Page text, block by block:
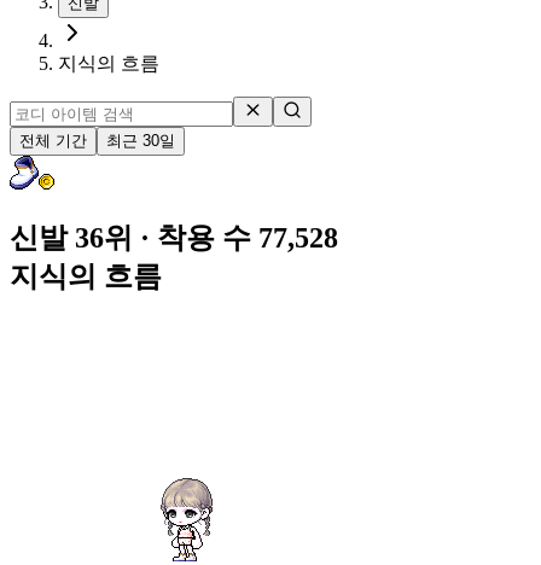
지식의 흐름
전체 기간 최근 30일
신발 36위 · 착용 수 77,528
지식의 흐름